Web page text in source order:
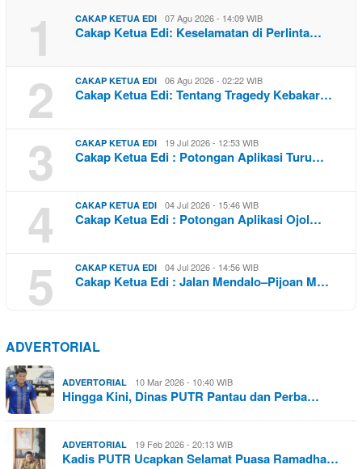
1 CAKAP KETUA EDI 07 Agu 2026 - 14:09 WIB
Cakap Ketua Edi: Keselamatan di Perlinta…
2 CAKAP KETUA EDI 06 Agu 2026 - 02:22 WIB
Cakap Ketua Edi: Tentang Tragedy Kebakar…
3 CAKAP KETUA EDI 19 Jul 2026 - 12:53 WIB
Cakap Ketua Edi : Potongan Aplikasi Turu…
4 CAKAP KETUA EDI 04 Jul 2026 - 15:46 WIB
Cakap Ketua Edi : Potongan Aplikasi Ojol…
5 CAKAP KETUA EDI 04 Jul 2026 - 14:56 WIB
Cakap Ketua Edi : Jalan Mendalo–Pijoan M…
ADVERTORIAL
ADVERTORIAL 10 Mar 2026 - 10:40 WIB
Hingga Kini, Dinas PUTR Pantau dan Perba…
ADVERTORIAL 19 Feb 2026 - 20:13 WIB
Kadis PUTR Ucapkan Selamat Puasa Ramadha…